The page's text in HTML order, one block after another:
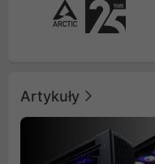
Artykuły